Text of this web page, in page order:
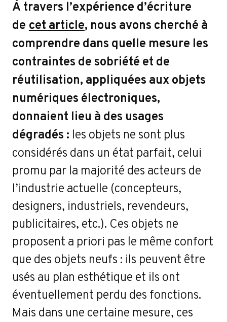
Contact
À travers l’expérience d’écriture
de cet article, nous avons cherché à
comprendre dans quelle mesure les
contraintes de sobriété et de
réutilisation, appliquées aux objets
numériques électroniques,
donnaient lieu à des usages
dégradés : les objets ne sont plus
considérés dans un état parfait, celui
promu par la majorité des acteurs de
l’industrie actuelle (concepteurs,
designers, industriels, revendeurs,
publicitaires, etc.). Ces objets ne
proposent a priori pas le même confort
que des objets neufs : ils peuvent être
usés au plan esthétique et ils ont
éventuellement perdu des fonctions.
Mais dans une certaine mesure, ces